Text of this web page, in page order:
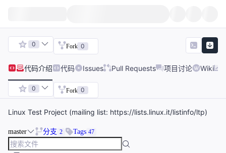
0 Fork 0
代码介绍 代码 Issues Pull Requests 项目讨论 Wiki
0 Fork 0
Linux Test Project (mailing list: https://lists.linux.it/listinfo/ltp)
master 分支 2 Tags 47